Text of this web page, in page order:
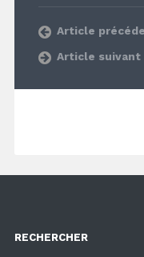
Article
Article suivant
RECHERCHER